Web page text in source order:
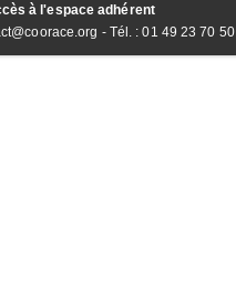
à l'espace adhérent
- Tél. : 01 49 23 70 50